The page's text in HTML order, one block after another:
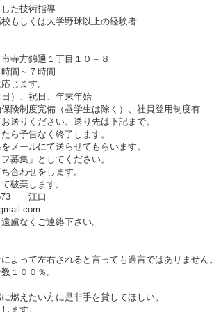
した技術指導
もしくは大学野球以上の経験者
寺方錦通１丁目１０－８
間～７時間
じます。
日）、祝日、年末年始
保険制度完備（昼学生は除く）、社員登用制度有
送りください。送り先は下記まで。
ら予告なく終了します。
メールにて送らせてもらいます。
としてください。
せをします。
します。
7673 江口
慮なくご連絡下さい。
よって左右されると言っても過言ではありません。
１００％。
燃えたい方に是非手を貸してほしい。
ます。